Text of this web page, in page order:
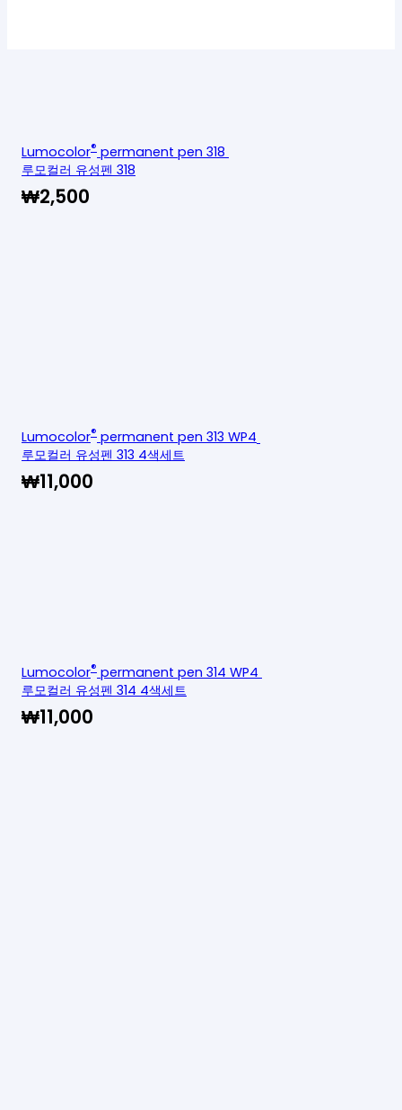
Lumocolor® permanent pen 318
루모컬러 유성펜 318
₩2,500
Lumocolor® permanent pen 313 WP4
루모컬러 유성펜 313 4색세트
₩11,000
Lumocolor® permanent pen 314 WP4
루모컬러 유성펜 314 4색세트
₩11,000